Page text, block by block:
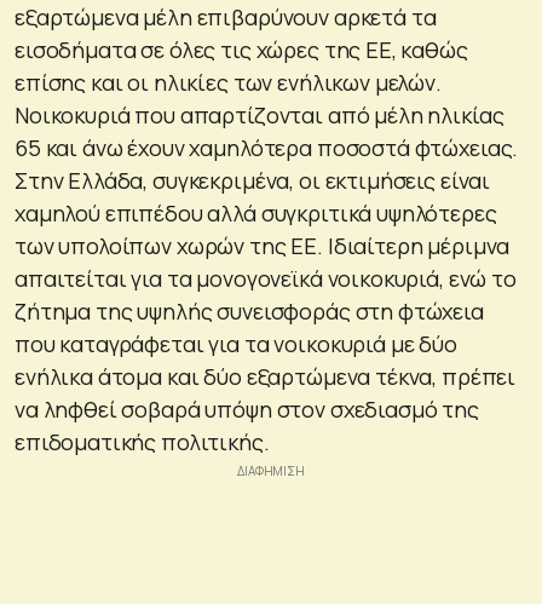
εξαρτώμενα μέλη επιβαρύνουν αρκετά τα
εισοδήματα σε όλες τις χώρες της ΕΕ, καθώς
επίσης και οι ηλικίες των ενήλικων μελών.
Νοικοκυριά που απαρτίζονται από μέλη ηλικίας
65 και άνω έχουν χαμηλότερα ποσοστά φτώχειας.
Στην Ελλάδα, συγκεκριμένα, οι εκτιμήσεις είναι
χαμηλού επιπέδου αλλά συγκριτικά υψηλότερες
των υπολοίπων χωρών της ΕΕ. Ιδιαίτερη μέριμνα
απαιτείται για τα μονογονεϊκά νοικοκυριά, ενώ το
ζήτημα της υψηλής συνεισφοράς στη φτώχεια
που καταγράφεται για τα νοικοκυριά με δύο
ενήλικα άτομα και δύο εξαρτώμενα τέκνα, πρέπει
να ληφθεί σοβαρά υπόψη στον σχεδιασμό της
επιδοματικής πολιτικής.